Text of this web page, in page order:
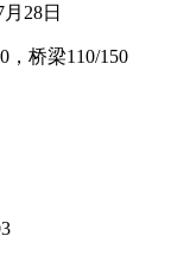
28日
，桥梁110/150